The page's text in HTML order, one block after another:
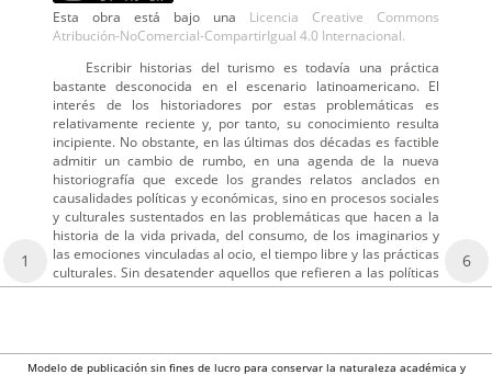
Esta obra está bajo una Licencia Creative Commons
Atribución-NoComercial-CompartirIgual 4.0 Internacional.
Escribir historias del turismo es todavía una práctica
bastante desconocida en el escenario latinoamericano. El
interés de los historiadores por estas problemáticas es
relativamente reciente y, por tanto, su conocimiento resulta
incipiente. No obstante, en las últimas dos décadas es factible
admitir un cambio de rumbo, en una agenda de la nueva
historiografía que excede los grandes relatos anclados en
causalidades políticas y económicas, sino en procesos sociales
y culturales sustentados en las problemáticas que hacen a la
historia de la vida privada, del consumo, de los imaginarios y
las emociones vinculadas al ocio, el tiempo libre y las prácticas
culturales. Sin desatender aquellos que refieren a las políticas
1 6
Modelo de publicación sin fines de lucro para conservar la naturaleza académica y